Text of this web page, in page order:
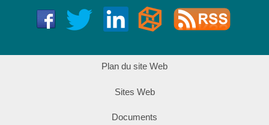
Plan du site Web
Sites Web
Documents